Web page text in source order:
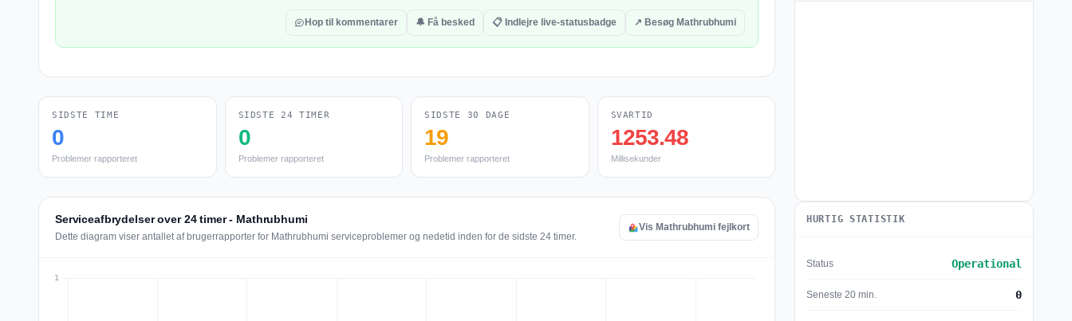
Hop til kommentarer 🔔 Få besked 📋 Indlejre live-statusbadge ↗ Besøg Mathrubhumi
SIDSTE TIME
0
Problemer rapporteret
SIDSTE 24 TIMER
0
Problemer rapporteret
SIDSTE 30 DAGE
19
Problemer rapporteret
SVARTID
1253.48
Millisekunder
Serviceafbrydelser over 24 timer - Mathrubhumi
Dette diagram viser antallet af brugerrapporter for Mathrubhumi serviceproblemer og nedetid inden for de sidste 24 timer.
Vis Mathrubhumi fejlkort
HURTIG STATISTIK
Status Operational
Seneste 20 min. 0